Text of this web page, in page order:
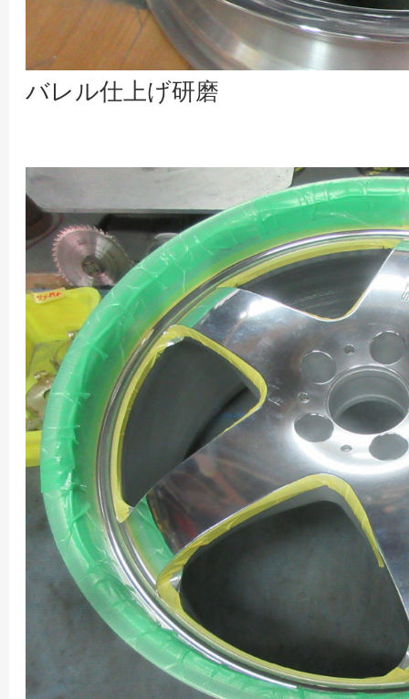
バレル仕上げ研磨